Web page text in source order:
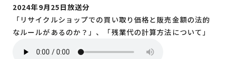
2024年9月25日放送分
「リサイクルショップでの買い取り価格と販売金額の法的
なルールがあるのか？」、「残業代の計算方法について」